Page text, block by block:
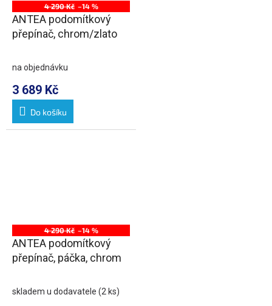
4 290 Kč –14 %
ANTEA podomítkový
přepínač, chrom/zlato
na objednávku
3 689 Kč
Do košíku
4 290 Kč –14 %
ANTEA podomítkový
přepínač, páčka, chrom
skladem u dodavatele (2 ks)